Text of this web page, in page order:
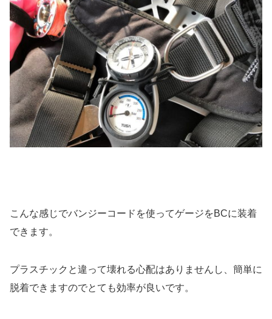
こんな感じでバンジーコードを使ってゲージをBCに装着
できます。
プラスチックと違って壊れる心配はありませんし、簡単に
脱着できますのでとても効率が良いです。